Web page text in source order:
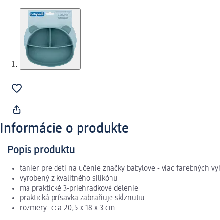
Informácie o produkte
Popis produktu
tanier pre deti na učenie značky babylove - viac farebných
vyrobený z kvalitného silikónu
má praktické 3-priehradkové delenie
praktická prísavka zabraňuje skĺznutiu
rozmery: cca 20,5 x 18 x 3 cm